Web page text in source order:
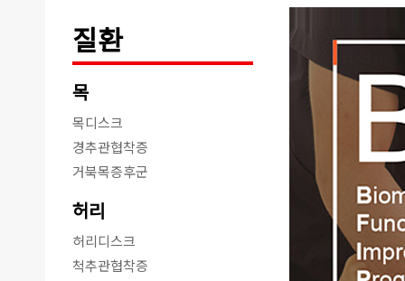
질환
목
목디스크
경추관협착증
거북목증후군
허리
허리디스크
척추관협착증
신장분사